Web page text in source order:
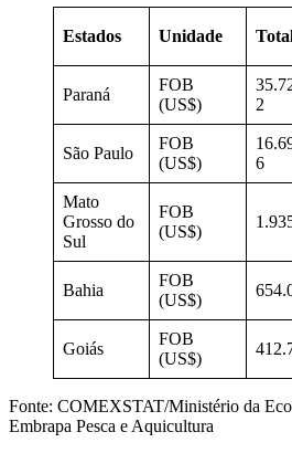
Estados Unidade
Paraná
FOB
(US$)
2
São Paulo
FOB
(US$)
6
Mato
Grosso do
Sul
FOB
(US$)
Bahia
FOB
(US$)
Goiás
FOB
(US$)
Fonte: COMEXSTAT/Ministério da
Embrapa Pesca e Aquicultura